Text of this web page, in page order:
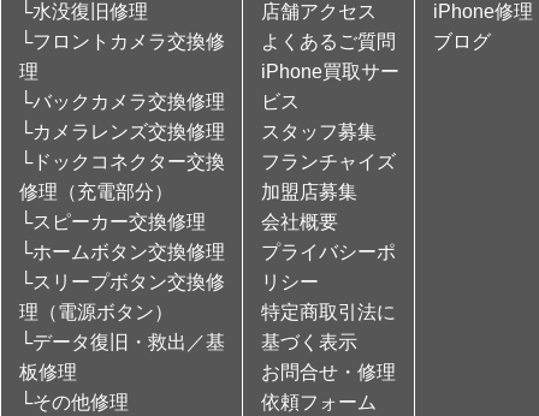
└水没復旧修理
└フロントカメラ交換修
理
└バックカメラ交換修理
└カメラレンズ交換修理
└ドックコネクター交換
修理（充電部分）
└スピーカー交換修理
└ホームボタン交換修理
└スリープボタン交換修
理（電源ボタン）
└データ復旧・救出／基
板修理
└その他修理
店舗アクセス
よくあるご質問
iPhone買取サー
ビス
スタッフ募集
フランチャイズ
加盟店募集
会社概要
プライバシーポ
リシー
特定商取引法に
基づく表示
お問合せ・修理
依頼フォーム
iPhone修理
ブログ